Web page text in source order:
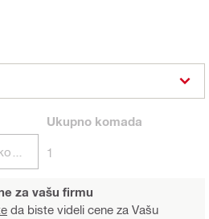
Ukupnokomada
1
za vašu firmu
da biste videli cene za Vašu